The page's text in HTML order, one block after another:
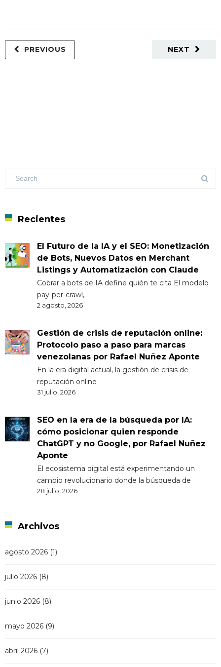
NEXT
PREVIOUS
Recientes
El Futuro de la IA y el SEO: Monetización
de Bots, Nuevos Datos en Merchant
Listings y Automatización con Claude
Cobrar a bots de IA define quién te cita El modelo
pay-per-crawl,
2 agosto, 2026
Gestión de crisis de reputación online:
Protocolo paso a paso para marcas
venezolanas por Rafael Nuñez Aponte
En la era digital actual, la gestión de crisis de
reputación online
31 julio, 2026
SEO en la era de la búsqueda por IA:
cómo posicionar quien responde
ChatGPT y no Google, por Rafael Nuñez
Aponte
El ecosistema digital está experimentando un
cambio revolucionario donde la búsqueda de
28 julio, 2026
Archivos
agosto 2026 (1)
julio 2026 (8)
junio 2026 (8)
mayo 2026 (9)
abril 2026 (7)